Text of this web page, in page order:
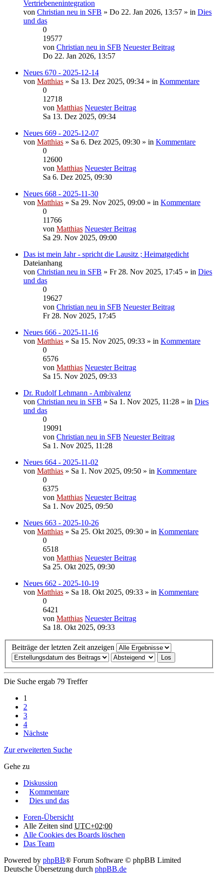
Vertriebenenintegration
von Christian neu in SFB » Do 22. Jan 2026, 13:57 » in Dies
und das
0
19577
von Christian neu in SFB Neuester Beitrag
Do 22. Jan 2026, 13:57
Neues 670 - 2025-12-14
von Matthias » Sa 13. Dez 2025, 09:34 » in Kommentare
0
12718
von Matthias Neuester Beitrag
Sa 13. Dez 2025, 09:34
Neues 669 - 2025-12-07
von Matthias » Sa 6. Dez 2025, 09:30 » in Kommentare
0
12600
von Matthias Neuester Beitrag
Sa 6. Dez 2025, 09:30
Neues 668 - 2025-11-30
von Matthias » Sa 29. Nov 2025, 09:00 » in Kommentare
0
11766
von Matthias Neuester Beitrag
Sa 29. Nov 2025, 09:00
Das ist mein Jahr - spricht die Lausitz ; Heimatgedicht
Dateianhang
von Christian neu in SFB » Fr 28. Nov 2025, 17:45 » in Dies
und das
0
19627
von Christian neu in SFB Neuester Beitrag
Fr 28. Nov 2025, 17:45
Neues 666 - 2025-11-16
von Matthias » Sa 15. Nov 2025, 09:33 » in Kommentare
0
6576
von Matthias Neuester Beitrag
Sa 15. Nov 2025, 09:33
Dr. Rudolf Lehmann - Ambivalenz
von Christian neu in SFB » Sa 1. Nov 2025, 11:28 » in Dies
und das
0
19091
von Christian neu in SFB Neuester Beitrag
Sa 1. Nov 2025, 11:28
Neues 664 - 2025-11-02
von Matthias » Sa 1. Nov 2025, 09:50 » in Kommentare
0
6375
von Matthias Neuester Beitrag
Sa 1. Nov 2025, 09:50
Neues 663 - 2025-10-26
von Matthias » Sa 25. Okt 2025, 09:30 » in Kommentare
0
6518
von Matthias Neuester Beitrag
Sa 25. Okt 2025, 09:30
Neues 662 - 2025-10-19
von Matthias » Sa 18. Okt 2025, 09:33 » in Kommentare
0
6421
von Matthias Neuester Beitrag
Sa 18. Okt 2025, 09:33
Beiträge der letzten Zeit anzeigen
Die Suche ergab 79 Treffer
1
2
3
4
Nächste
Zur erweiterten Suche
Gehe zu
Diskussion
Kommentare
Dies und das
Foren-Übersicht
Alle Zeiten sind UTC+02:00
Alle Cookies des Boards löschen
Das Team
Powered by phpBB® Forum Software © phpBB Limited
Deutsche Übersetzung durch phpBB.de